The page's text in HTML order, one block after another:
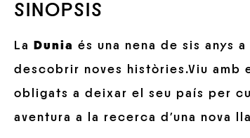
SINOPSIS
La Dunia és una nena de sis anys
descobrir noves històries.Viu amb
obligats a deixar el seu país per
aventura a la recerca d’una nova